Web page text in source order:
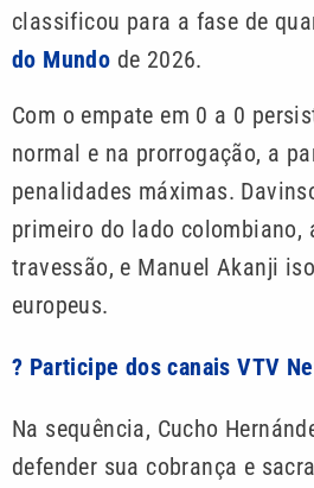
classificou para a fase de
do Mundo de 2026.
Com o empate em 0 a 0
normal e na prorrogação, a
penalidades máximas.
primeiro do lado colombiano,
travessão, e Manuel Akanji
europeus.
? Participe dos canais VTV
Na sequência, Cucho
defender sua cobrança e